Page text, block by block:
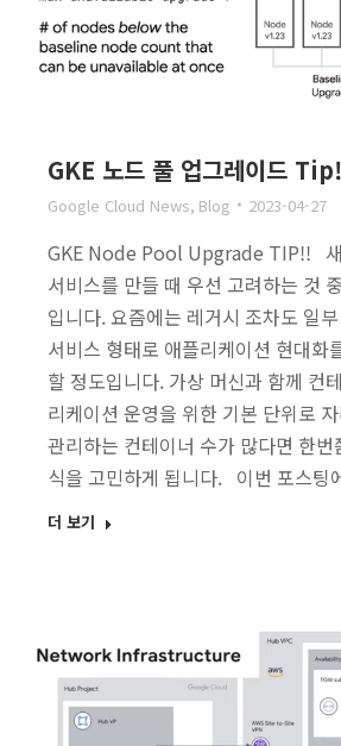
GKE 노드 풀 업그레이드 Tip!
Google Cloud News, Blog 2023-04-27
GKE Node Pool Upgrade TIP!! 새
서비스를 만들 때 우선 고려하는 것
입니다. 요즘에는 레거시 조차도 일
서비스 형태로 애플리케이션 현대화
할 정도입니다. 가상 머신과 함께 컨
리케이션 운영을 위한 기본 단위로
관리하는 컨테이너 수가 많다면 한번
식을 고민하게 됩니다. 이번 포스팅
더 보기